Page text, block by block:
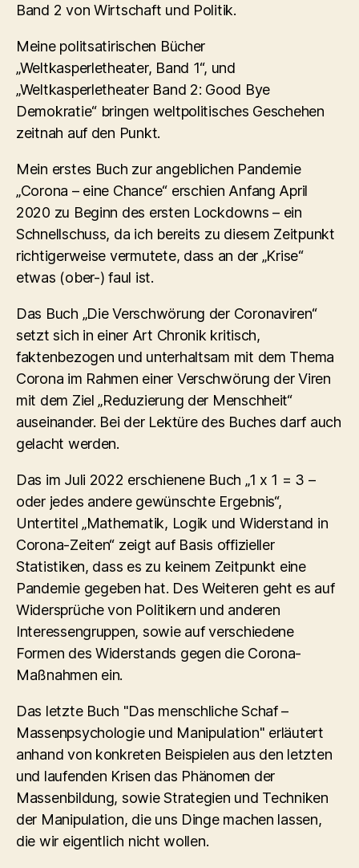
Band 2 von Wirtschaft und Politik.
Meine politsatirischen Bücher
„Weltkasperletheater, Band 1“, und
„Weltkasperletheater Band 2: Good Bye
Demokratie“ bringen weltpolitisches Geschehen
zeitnah auf den Punkt.
Mein erstes Buch zur angeblichen Pandemie
„Corona – eine Chance“ erschien Anfang April
2020 zu Beginn des ersten Lockdowns – ein
Schnellschuss, da ich bereits zu diesem Zeitpunkt
richtigerweise vermutete, dass an der „Krise“
etwas (ober-) faul ist.
Das Buch „Die Verschwörung der Coronaviren“
setzt sich in einer Art Chronik kritisch,
faktenbezogen und unterhaltsam mit dem Thema
Corona im Rahmen einer Verschwörung der Viren
mit dem Ziel „Reduzierung der Menschheit“
auseinander. Bei der Lektüre des Buches darf auch
gelacht werden.
Das im Juli 2022 erschienene Buch „1 x 1 = 3 –
oder jedes andere gewünschte Ergebnis“,
Untertitel „Mathematik, Logik und Widerstand in
Corona-Zeiten“ zeigt auf Basis offizieller
Statistiken, dass es zu keinem Zeitpunkt eine
Pandemie gegeben hat. Des Weiteren geht es auf
Widersprüche von Politikern und anderen
Interessengruppen, sowie auf verschiedene
Formen des Widerstands gegen die Corona-
Maßnahmen ein.
Das letzte Buch "Das menschliche Schaf –
Massenpsychologie und Manipulation" erläutert
anhand von konkreten Beispielen aus den letzten
und laufenden Krisen das Phänomen der
Massenbildung, sowie Strategien und Techniken
der Manipulation, die uns Dinge machen lassen,
die wir eigentlich nicht wollen.